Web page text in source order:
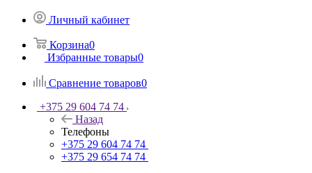
Личный кабинет
Корзина0
Избранные товары0
Сравнение товаров0
+375 29 604 74 74
Назад
Телефоны
+375 29 604 74 74
+375 29 654 74 74